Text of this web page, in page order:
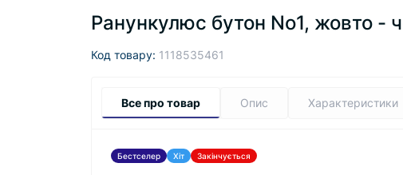
Ранункулюс бутон No1, жовто -
Код товару: 1118535461
Все про товар Опис Характеристики
Бестселер Хіт Закінчується